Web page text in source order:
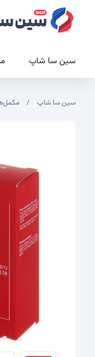
سین سا شاپ
سین سا شاپ
سایر تصاویر